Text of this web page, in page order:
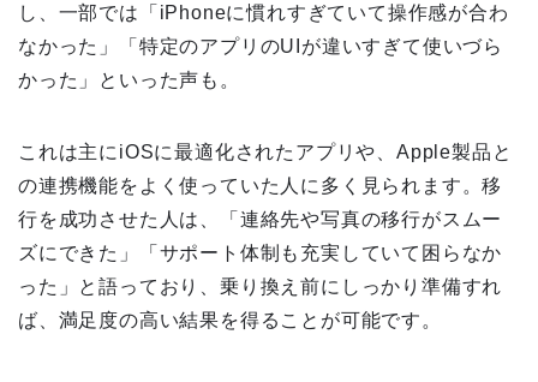
し、一部では「iPhoneに慣れすぎていて操作感が合わ
なかった」「特定のアプリのUIが違いすぎて使いづら
かった」といった声も。
これは主にiOSに最適化されたアプリや、Apple製品と
の連携機能をよく使っていた人に多く見られます。移
行を成功させた人は、「連絡先や写真の移行がスムー
ズにできた」「サポート体制も充実していて困らなか
った」と語っており、乗り換え前にしっかり準備すれ
ば、満足度の高い結果を得ることが可能です。